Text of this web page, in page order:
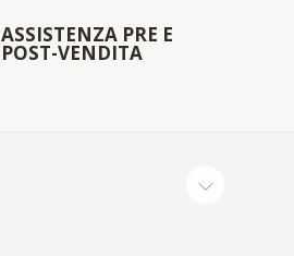
ASSISTENZA PRE E
POST-VENDITA